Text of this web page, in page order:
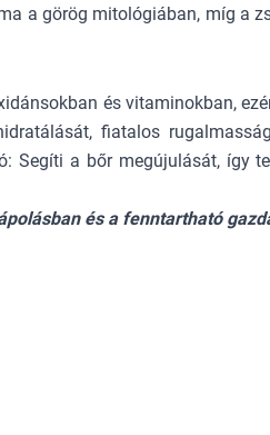
a görög mitológiában, míg a
és vitaminokban,
fiatalos
Segíti a bőr megújulását, így
és a fenntartható